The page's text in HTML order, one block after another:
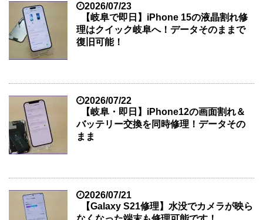
2026/07/23
【岐阜で即日】iPhone 15の液晶割れ修
理はクイック岐阜へ！データそのままで
復旧可能！
2026/07/22
【岐阜・即日】iPhone12の画面割れ＆
バッテリー交換を同時修理！データその
まま
2026/07/21
【Galaxy S21修理】水没でカメラが映ら